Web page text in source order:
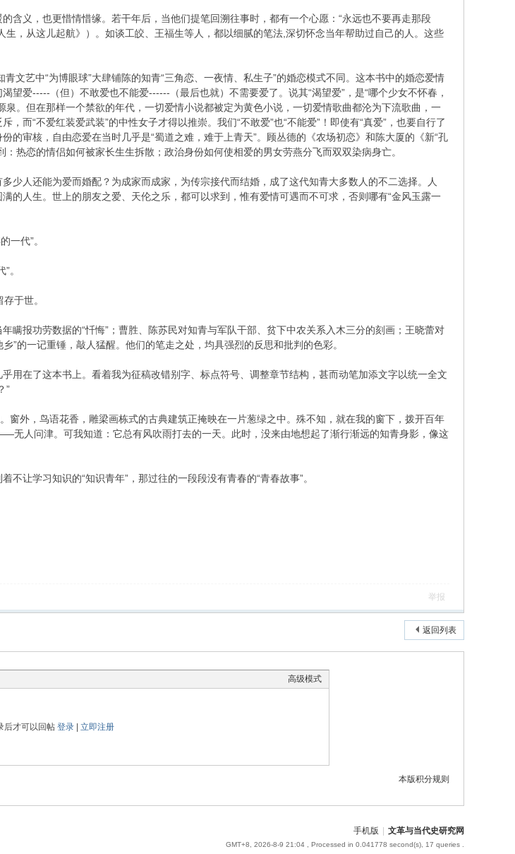
含义，也更惜情惜缘。若干年后，当他们提笔回溯往事时，都有一个心愿：“永远也不要再走那段
，从这儿起航》）。如谈工皎、王福生等人，都以细腻的笔法,深切怀念当年帮助过自己的人。这些
文艺中“为博眼球”大肆铺陈的知青“三角恋、一夜情、私生子”的婚恋模式不同。这本书中的婚恋爱情
望爱-----（但）不敢爱也不能爱------（最后也就）不需要爱了。说其“渴望爱”，是“哪个少女不怀春，
。但在那样一个禁欲的年代，一切爱情小说都被定为黄色小说，一切爱情歌曲都沦为下流歌曲，一
而“不爱红装爱武装”的中性女子才得以推崇。我们“不敢爱”也“不能爱”！即使有“真爱”，也要自行了
的审核，自由恋爱在当时几乎是“蜀道之难，难于上青天”。顾丛德的《农场初恋》和陈大厦的《新“孔
热恋的情侣如何被家长生生拆散；政治身份如何使相爱的男女劳燕分飞而双双染病身亡。
少人还能为爱而婚配？为成家而成家，为传宗接代而结婚，成了这代知青大多数人的不二选择。人
的人生。世上的朋友之爱、天伦之乐，都可以求到，惟有爱情可遇而不可求，否则哪有“金风玉露一
一代”。
。
于世。
瞒报功劳数据的“忏悔”；曹胜、陈苏民对知青与军队干部、贫下中农关系入木三分的刻画；王晓蕾对
”的一记重锤，敲人猛醒。他们的笔走之处，均具强烈的反思和批判的色彩。
用在了这本书上。看着我为征稿改错别字、标点符号、调整章节结构，甚而动笔加添文字以统一全文
”
窗外，鸟语花香，雕梁画栋式的古典建筑正掩映在一片葱绿之中。殊不知，就在我的窗下，拨开百年
无人问津。可我知道：它总有风吹雨打去的一天。此时，没来由地想起了渐行渐远的知青身影，像这
让学习知识的“知识青年”，那过往的一段段没有青春的“青春故事”。
举报
返回列表
高级模式
后才可以回帖 登录| 立即注册
本版积分规则
手机版 文革与当代史研究网
GMT+8, 2026-8-9 21:04 , Processed in 0.041778 second(s), 17 queries .